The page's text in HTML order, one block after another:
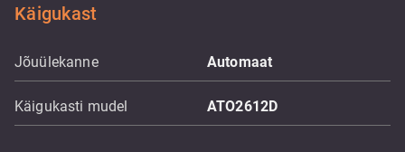
Käigukast
Jõuülekanne Automaat
Käigukasti mudel ATO2612D